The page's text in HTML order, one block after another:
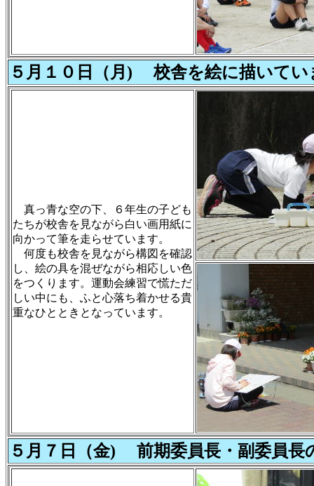
５月１０日（月) 校舎を絵に描いてい
真っ青な空の下、６年生の子ども
たちが校舎を見ながら白い画用紙に
向かって筆を走らせています。
何度も校舎を見ながら構図を確認
し、絵の具を混ぜながら相応しい色
をつくります。運動会練習で慌ただ
しい中にも、ふと心落ち着かせる貴
重なひとときとなっています。
５月７日（金) 前期委員長・副委員長